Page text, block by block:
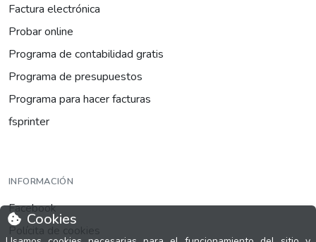
Cookies
Factura electrónica
Probar online
Programa de contabilidad gratis
Programa de presupuestos
Programa para hacer facturas
fsprinter
INFORMACIÓN
Facebook
Polícita de cookies